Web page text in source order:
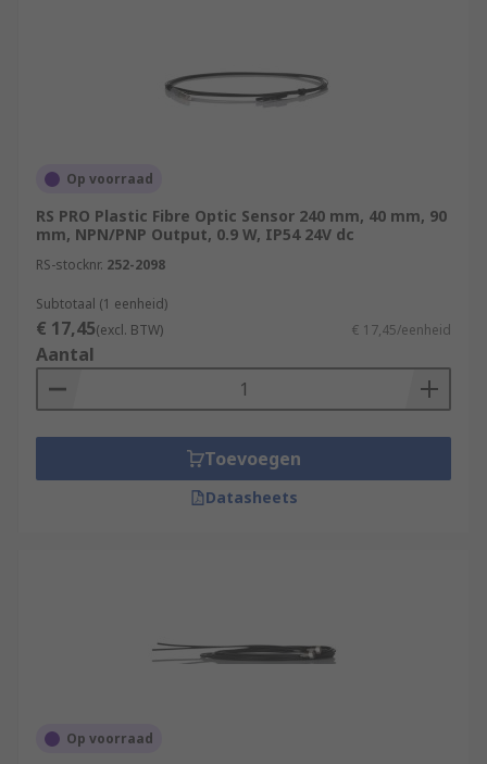
Op voorraad
RS PRO Plastic Fibre Optic Sensor 240 mm, 40 mm, 90
mm, NPN/PNP Output, 0.9 W, IP54 24V dc
RS-stocknr. 252-2098
Subtotaal (1 eenheid)
€ 17,45(excl. BTW) € 17,45/eenheid
Aantal
Toevoegen
Datasheets
Op voorraad